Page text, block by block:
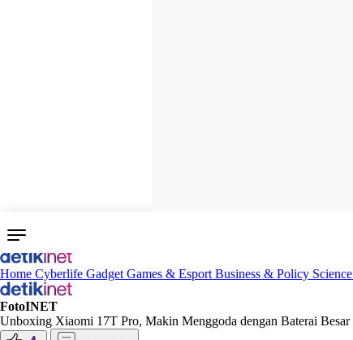
Home Cyberlife Gadget Games & Esport Business & Policy Science
FotoINET
Unboxing Xiaomi 17T Pro, Makin Menggoda dengan Baterai Besar